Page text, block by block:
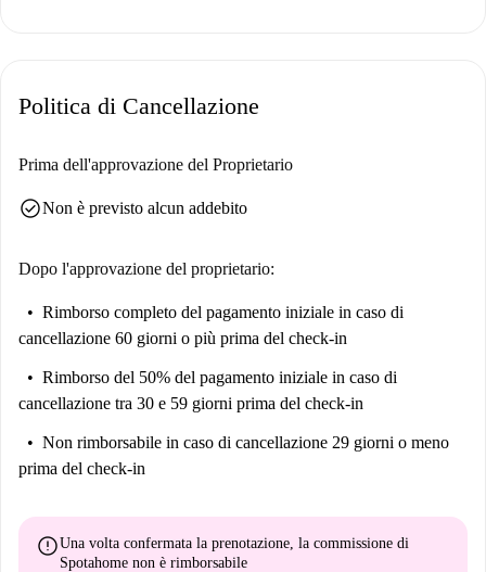
trovano numerosi ristoranti e locali, come Zeyt e Za'Atar e Konditorei
di cucina locale e internazionale disponibile nelle vicinanze, sarete nella
ora con Spotahome per assicurarvi questa sistemazione ideale.
Politica di Cancellazione
Prima dell'approvazione del Proprietario
check_circleNon è previsto alcun addebito
Dopo l'approvazione del proprietario:
Rimborso completo del pagamento iniziale in caso di
cancellazione 60 giorni o più prima del check-in
Rimborso del 50% del pagamento iniziale in caso di
cancellazione tra 30 e 59 giorni prima del check-in
Non rimborsabile in caso di cancellazione 29 giorni o meno
prima del check-in
errorUna volta confermata la prenotazione, la commissione di
Spotahome non è rimborsabile